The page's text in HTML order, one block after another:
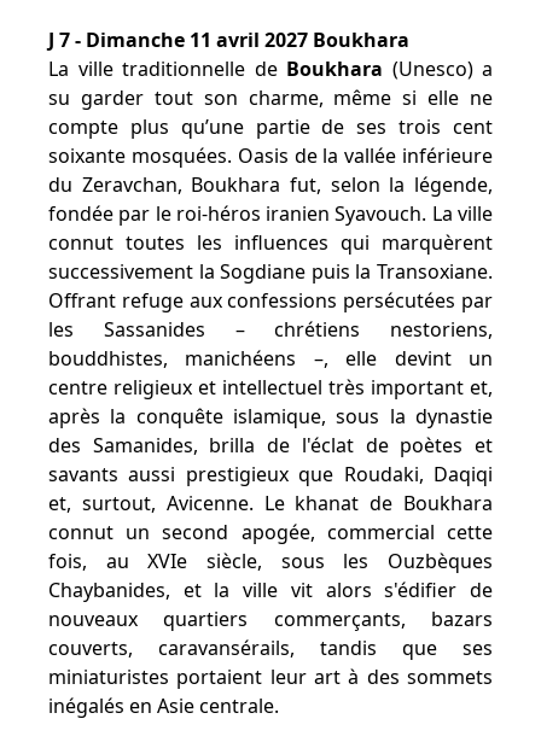
J 7 - Dimanche 11 avril 2027 Boukhara
La ville traditionnelle de Boukhara (Unesco) a
su garder tout son charme, même si elle ne
compte plus qu’une partie de ses trois cent
soixante mosquées. Oasis de la vallée inférieure
du Zeravchan, Boukhara fut, selon la légende,
fondée par le roi-héros iranien Syavouch. La ville
connut toutes les influences qui marquèrent
successivement la Sogdiane puis la Transoxiane.
Offrant refuge aux confessions persécutées par
les Sassanides – chrétiens nestoriens,
bouddhistes, manichéens –, elle devint un
centre religieux et intellectuel très important et,
après la conquête islamique, sous la dynastie
des Samanides, brilla de l'éclat de poètes et
savants aussi prestigieux que Roudaki, Daqiqi
et, surtout, Avicenne. Le khanat de Boukhara
connut un second apogée, commercial cette
fois, au XVIe siècle, sous les Ouzbèques
Chaybanides, et la ville vit alors s'édifier de
nouveaux quartiers commerçants, bazars
couverts, caravansérails, tandis que ses
miniaturistes portaient leur art à des sommets
inégalés en Asie centrale.